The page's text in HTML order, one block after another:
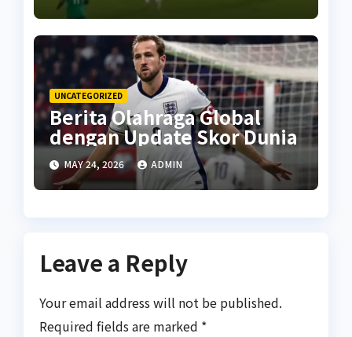
UNCATEGORIZED
Berita Olahraga Global
dengan Update Skor Dunia
MAY 24, 2026 ADMIN
Leave a Reply
Your email address will not be published.
Required fields are marked *